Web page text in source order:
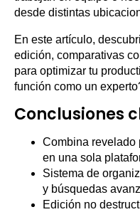
desde distintas
En este artículo,
edición, comparativas
para optimizar tu
función como un
Conclusiones
Combina revelado
en una sola
Sistema de
y búsquedas
Edición no